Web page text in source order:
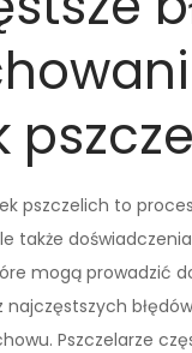
pszczelich to
także
mogą prowadzić
Pszczelarze